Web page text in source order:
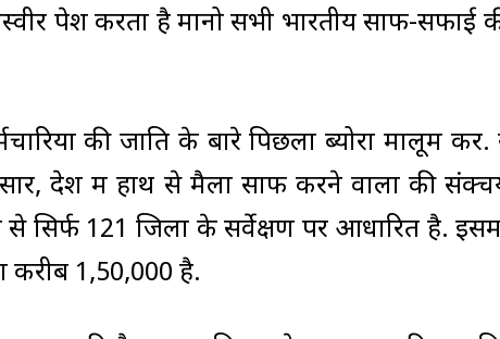
पेश करता है मानो सभी भारतीय साफ-सफाई
की जाति के बारे पिछला ब्योरा मालूम करें.
देश में हाथ से मैला साफ करने वालों की
सिर्फ 121 जिलों के सर्वेक्षण पर आधारित है.
करीब 1,50,000 है.